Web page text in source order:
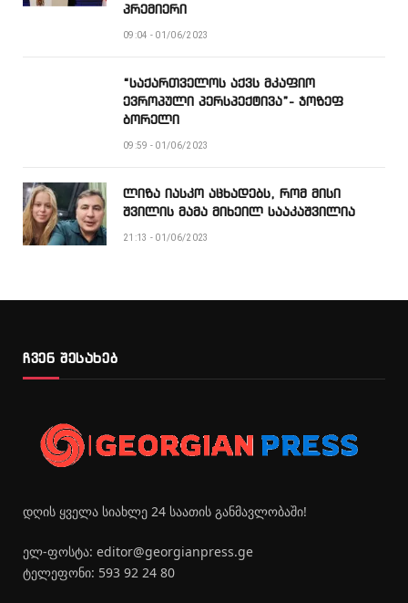
პრემიერი
09:04 - 01/06/2023
“საქართველოს აქვს მკაფიო
ევროპული პერსპექტივა”- ჯოზეფ
ბორელი
09:59 - 01/06/2023
ლიზა იასკო აცხადებს, რომ მისი
შვილის მამა მიხეილ სააკაშვილია
21:13 - 01/06/2023
ჩვენ შესახებ
დღის ყველა სიახლე 24 საათის განმავლობაში!
ელ-ფოსტა: editor@georgianpress.ge
ტელეფონი: 593 92 24 80